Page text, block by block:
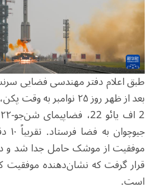
بعد از ظهر روز ۲۵
موفقیت از موشک حامل جدا شد و
قرار گرفت که نشان‌دهنده موفقیت
است.